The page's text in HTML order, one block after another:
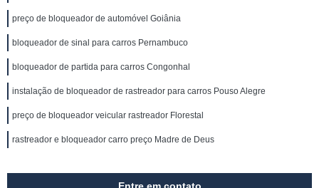
preço de bloqueador de automóvel Goiânia
bloqueador de sinal para carros Pernambuco
bloqueador de partida para carros Congonhal
instalação de bloqueador de rastreador para carros Pouso Alegre
preço de bloqueador veicular rastreador Florestal
rastreador e bloqueador carro preço Madre de Deus